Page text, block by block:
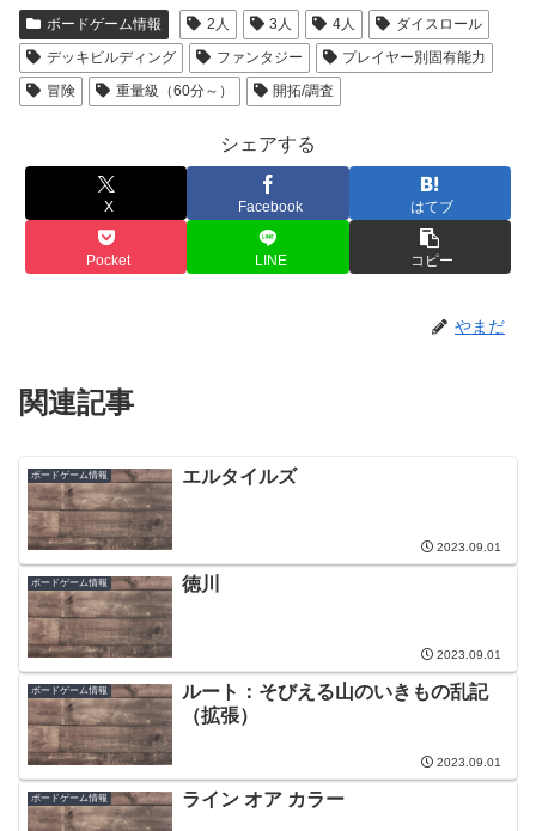
ボードゲーム情報 2人 3人 4人
ダイスロール
デッキビルディング
ファンタジー
プレイヤー別固有能力
冒険
重量級（60分～） 開拓/調査
シェアする
X Facebook はてブ
Pocket LINE コピー
やまだ
関連記事
ボードゲーム情報 エルタイルズ
2023.09.01
ボードゲーム情報 徳川
2023.09.01
ボードゲーム情報
ルート：そびえる山のいきもの乱記
（拡張）
2023.09.01
ボードゲーム情報 ライン オア カラー